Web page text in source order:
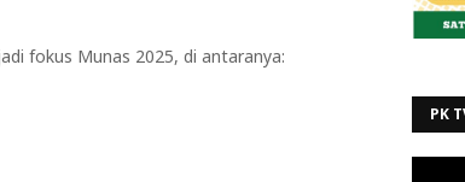
fokus Munas 2025, di antaranya:
PK